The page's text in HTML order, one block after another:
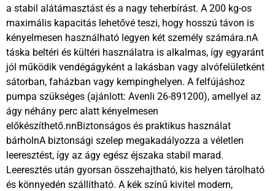
a stabil alátámasztást és a nagy teherbírást. A 200 kg-os
maximális kapacitás lehetővé teszi, hogy hosszú távon is
kényelmesen használható legyen két személy számára.nA
táska beltéri és kültéri használatra is alkalmas, így egyaránt
jól működik vendégágyként a lakásban vagy alvófelületként
sátorban, faházban vagy kempinghelyen. A felfújáshoz
pumpa szükséges (ajánlott: Avenli 26-891200), amellyel az
ágy néhány perc alatt kényelmesen
előkészíthető.nnBiztonságos és praktikus használat
bárholnA biztonsági szelep megakadályozza a véletlen
leeresztést, így az ágy egész éjszaka stabil marad.
Leeresztés után gyorsan összehajtható, kis helyen tárolható
és könnyedén szállítható. A kék színű kivitel modern,